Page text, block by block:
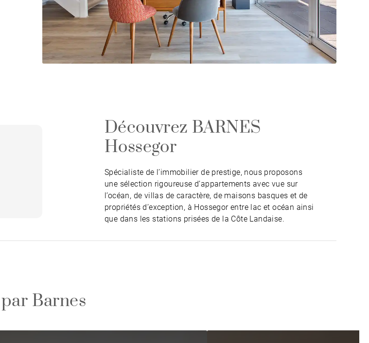
Découvrez BARNES
Hossegor
Spécialiste de l’immobilier de prestige, nous proposons
une sélection rigoureuse d’appartements avec vue sur
l’océan, de villas de caractère, de maisons basques et de
propriétés d’exception, à Hossegor entre lac et océan ainsi
que dans les stations prisées de la Côte Landaise.
Barnes